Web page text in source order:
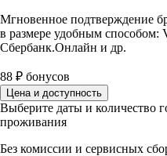
Мгновенное подтверждение
в размере удобным способом:
Сбербанк.Онлайн и др.
88 ₽ бонусов
Цена и доступность
Выберите даты и количество
проживания
Без комиссии и сервисных